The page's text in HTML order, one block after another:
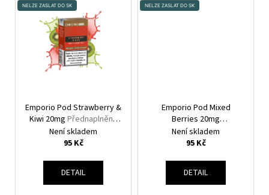
NELZE ZASLAT DO SK
Emporio Pod Strawberry &
Kiwi 20mg Přednaplněná
Pod Cartridge
Není skladem
95 Kč
DETAIL
NELZE ZASLAT DO SK
Emporio Pod Mixed
Berries 20mg
Přednaplněná Pod
Cartridge
Není skladem
95 Kč
DETAIL